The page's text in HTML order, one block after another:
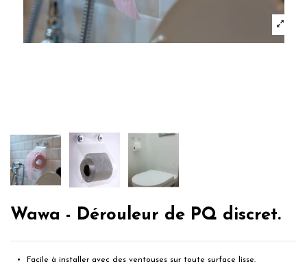
Wawa - Dérouleur de PQ discret.
Facile à installer avec des ventouses sur toute surface lisse.